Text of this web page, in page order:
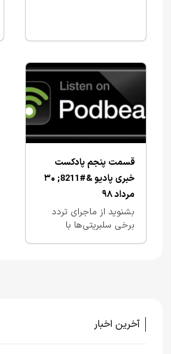
شهری امروز…
قسمت پنجم پادکست
خبری پادیو &#8211; ۳۰
مرداد ۹۸
بشنوید از ماجرای تردد
برخی سلبریتی‌ها با
آخرین اخبار